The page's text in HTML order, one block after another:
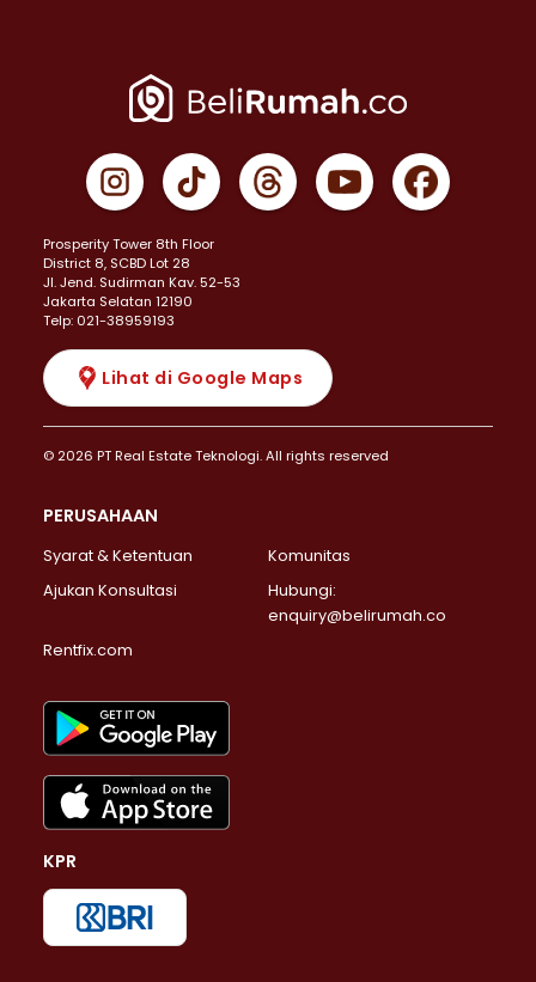
Prosperity Tower 8th Floor
District 8, SCBD Lot 28
JI. Jend. Sudirman Kav. 52-53
Jakarta Selatan 12190
Telp: 021-38959193
Lihat di Google Maps
© 2026 PT Real Estate Teknologi. All rights reserved
PERUSAHAAN
Syarat & Ketentuan
Komunitas
Ajukan Konsultasi
Hubungi:
enquiry@belirumah.co
Rentfix.com
KPR